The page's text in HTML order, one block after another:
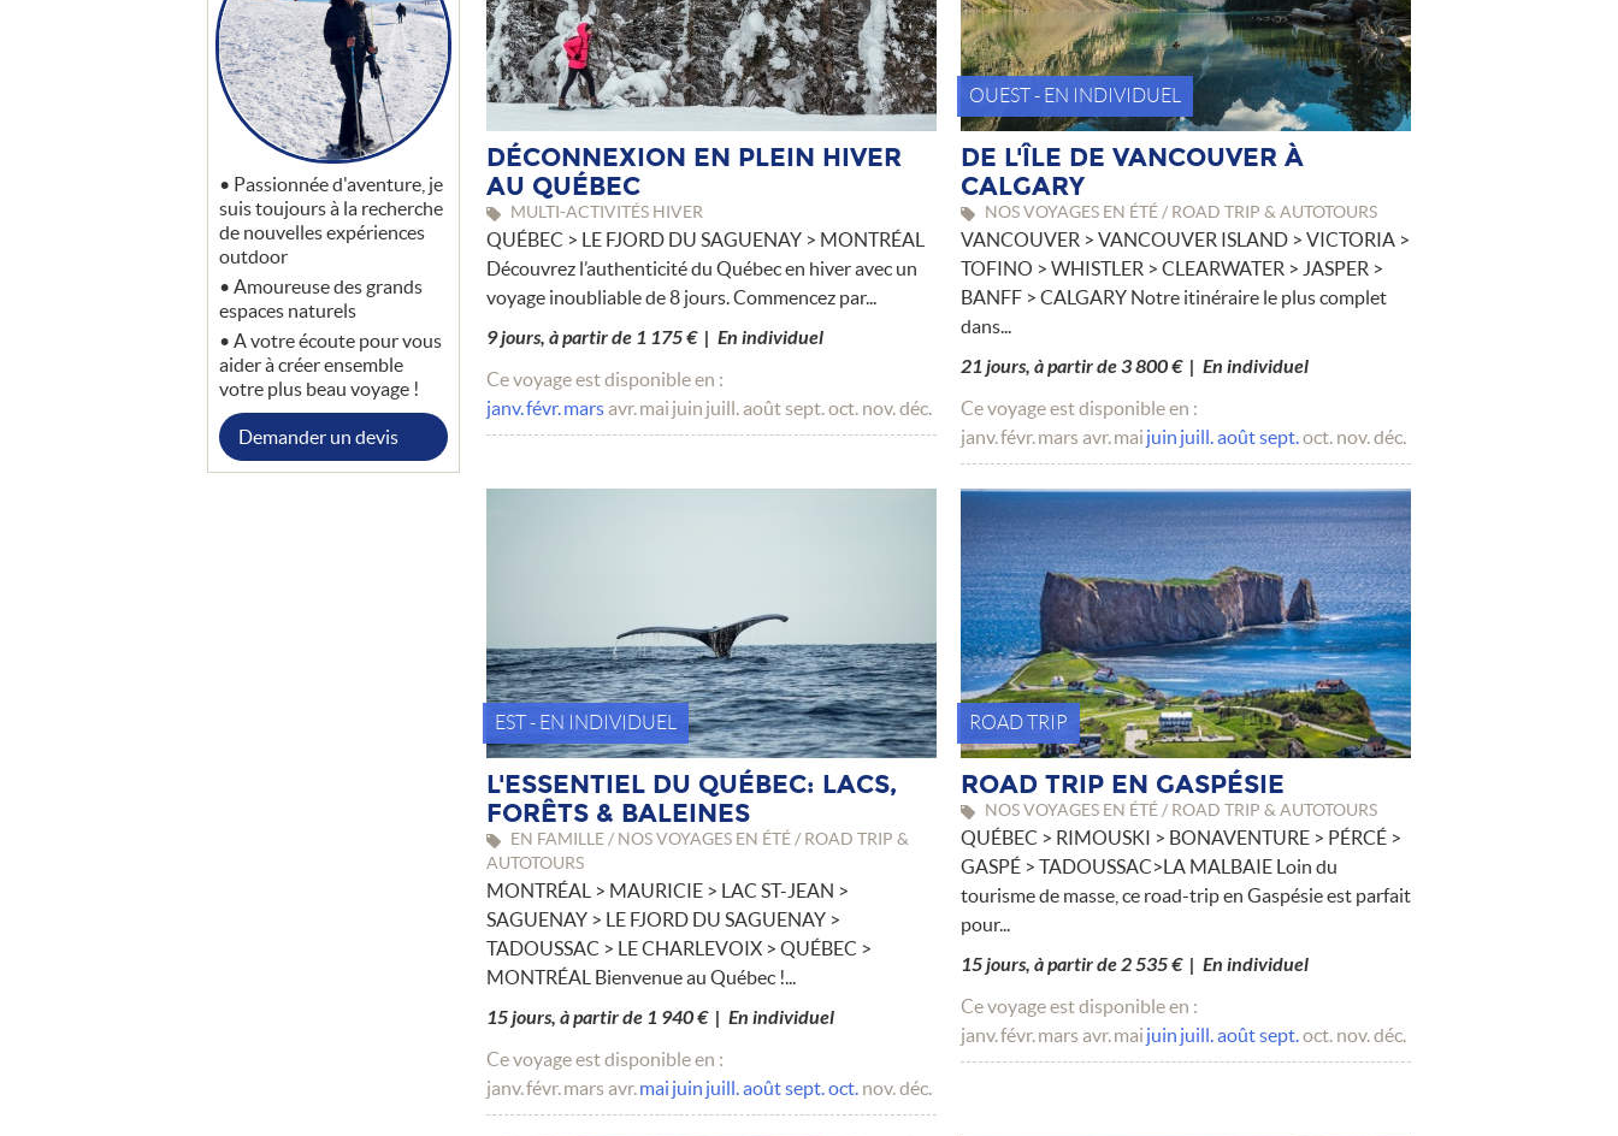
DÉCONNEXION EN PLEIN HIVER
AU QUÉBEC
MULTI-ACTIVITÉS HIVER
QUÉBEC > LE FJORD DU SAGUENAY > MONTRÉAL
Découvrez l’authenticité du Québec en hiver avec un
voyage inoubliable de 8 jours. Commencez par...
9 jours, à partir de 1 175 € | En individuel
Ce voyage est disponible en :
janv.févr.marsavr.mai juin juill.aoûtsept.oct. nov.déc.
OUEST - EN INDIVIDUEL
DE L'ÎLE DE VANCOUVER À
CALGARY
NOS VOYAGES EN ÉTÉ / ROAD TRIP & AUTOTOURS
VANCOUVER > VANCOUVER ISLAND > VICTORIA >
TOFINO > WHISTLER > CLEARWATER > JASPER >
BANFF > CALGARY Notre itinéraire le plus complet
dans...
21 jours, à partir de 3 800 € | En individuel
Ce voyage est disponible en :
janv.févr.marsavr.mai juin juill.aoûtsept.oct. nov.déc.
EST - EN INDIVIDUEL
L'ESSENTIEL DU QUÉBEC: LACS,
FORÊTS & BALEINES
EN FAMILLE / NOS VOYAGES EN ÉTÉ / ROAD TRIP &
AUTOTOURS
MONTRÉAL > MAURICIE > LAC ST-JEAN >
SAGUENAY > LE FJORD DU SAGUENAY >
TADOUSSAC > LE CHARLEVOIX > QUÉBEC >
MONTRÉAL Bienvenue au Québec !...
15 jours, à partir de 1 940 € | En individuel
Ce voyage est disponible en :
janv.févr.marsavr.mai juin juill.aoûtsept.oct. nov.déc.
ROAD TRIP
ROAD TRIP EN GASPÉSIE
NOS VOYAGES EN ÉTÉ / ROAD TRIP & AUTOTOURS
QUÉBEC > RIMOUSKI > BONAVENTURE > PÉRCÉ >
GASPÉ > TADOUSSAC>LA MALBAIE Loin du
tourisme de masse, ce road-trip en Gaspésie est parfait
pour...
15 jours, à partir de 2 535 € | En individuel
Ce voyage est disponible en :
janv.févr.marsavr.mai juin juill.aoûtsept.oct. nov.déc.
Passionnée d'aventure, je
suis toujours à la recherche
de nouvelles expériences
outdoor
Amoureuse des grands
espaces naturels
A votre écoute pour vous
aider à créer ensemble
votre plus beau voyage !
Demander un devis